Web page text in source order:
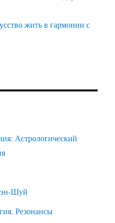
жить в гармонии с
Астрологический
Шуй
Резонансы